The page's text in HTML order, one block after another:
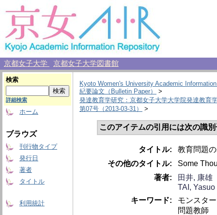
京都女子大学 京都女子大学図書館
検索
詳細検索
ホーム
ブラウズ
刊行物タイプ
発行日
著者
タイトル
利用統計
Kyoto Women's University Academic
紀要論文（Bulletin Paper）
>
発達教育学研究：京都女子大学大学院発達教育
第07号（2013-03-31）
>
このアイテムの引用には次の識
タイトル:
教育問題
その他のタイトル:
Some
著者:
田井, 康雄
TAI, Yasuo
キーワード:
モンスタ
問題教師